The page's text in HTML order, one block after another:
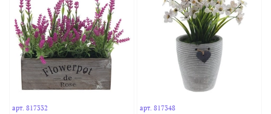
арт.817332 арт. 817348